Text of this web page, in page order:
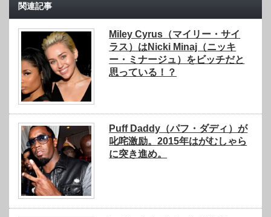
関連記事
Miley Cyrus（マイリー・サイ
ラス）はNicki Minaj（ニッキ
ー・ミナージュ）をビッチだと
思っている！？
Puff Daddy（パフ・ダディ）が
叱咤激励。2015年はがむしゃら
に突き進め。